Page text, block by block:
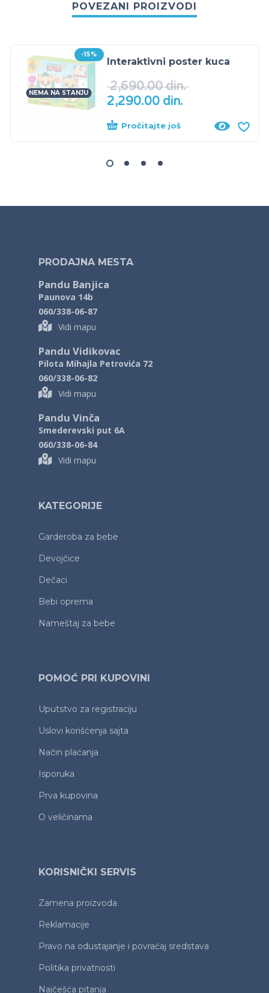
POVEZANI PROIZVODI
-15%
NEMA NA STANJU
Interaktivni poster kuca
2,690.00din.
2,290.00 din.
Pročitajte još
PRODAJNA MESTA
Pandu Banjica
Paunova 14b
060/338-06-87
Vidi mapu
Pandu Vidikovac
Pilota Mihajla Petrovića 72
060/338-06-82
Vidi mapu
Pandu Vinča
Smederevski put 6A
060/338-06-84
Vidi mapu
KATEGORIJE
Garderoba za bebe
Devojčice
Dečaci
Bebi oprema
Nameštaj za bebe
POMOĆ PRI KUPOVINI
Uputstvo za registraciju
Uslovi korišćenja sajta
Način plaćanja
Isporuka
Prva kupovina
O veličinama
KORISNIČKI SERVIS
Zamena proizvoda
Reklamacije
Pravo na odustajanje i povraćaj sredstava
Politika privatnosti
Najčešća pitanja